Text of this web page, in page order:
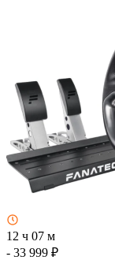
12 ч 07 м
- 33 999 ₽